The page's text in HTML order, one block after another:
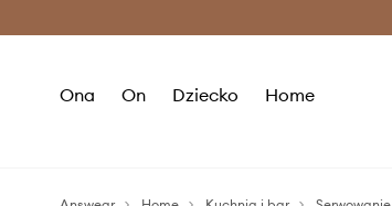
Ona On Dziecko Home